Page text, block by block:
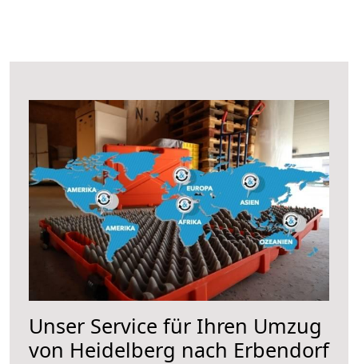
Unser Service für Ihren Umzug
von Heidelberg nach Erbendorf